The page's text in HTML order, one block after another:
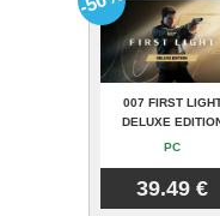
007 FIRST
DELUXE
PC
39.49 €